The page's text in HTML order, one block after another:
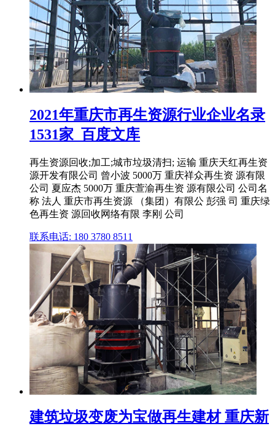
2021年重庆市再生资源行业企业名录
1531家_百度文库
再生资源回收;加工;城市垃圾清扫; 运输 重庆天红再生资
源开发有限公司 曾小波 5000万 重庆祥众再生资 源有限
公司 夏应杰 5000万 重庆萱渝再生资 源有限公司 公司名
称 法人 重庆市再生资源 （集团）有限公 彭强 司 重庆绿
色再生资 源回收网络有限 李刚 公司
联系电话: 180 3780 8511
建筑垃圾变废为宝做再生建材 重庆新